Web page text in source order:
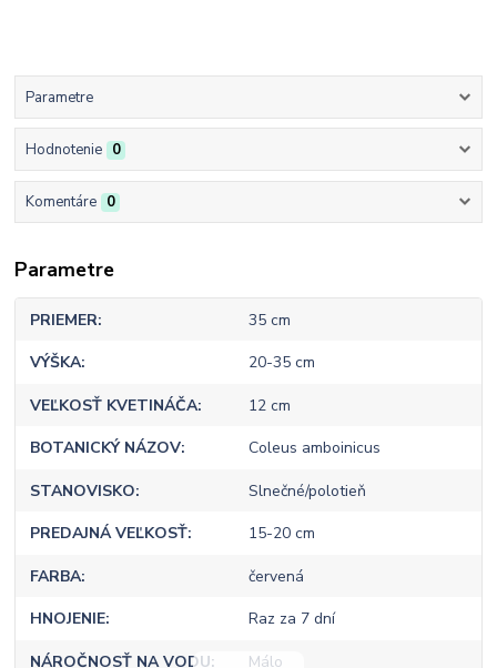
Parametre
Hodnotenie 0
Komentáre 0
Parametre
PRIEMER 35 cm
VÝŠKA 20-35 cm
VEĽKOSŤ KVETINÁČA 12 cm
BOTANICKÝ NÁZOV Coleus amboinicus
STANOVISKO Slnečné/polotieň
PREDAJNÁ VEĽKOSŤ 15-20 cm
FARBA červená
HNOJENIE Raz za 7 dní
NÁROČNOSŤ NA VODU Málo